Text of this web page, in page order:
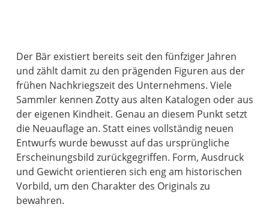
Der Bär existiert bereits seit den fünfziger Jahren
und zählt damit zu den prägenden Figuren aus der
frühen Nachkriegszeit des Unternehmens. Viele
Sammler kennen Zotty aus alten Katalogen oder aus
der eigenen Kindheit. Genau an diesem Punkt setzt
die Neuauflage an. Statt eines vollständig neuen
Entwurfs wurde bewusst auf das ursprüngliche
Erscheinungsbild zurückgegriffen. Form, Ausdruck
und Gewicht orientieren sich eng am historischen
Vorbild, um den Charakter des Originals zu
bewahren.